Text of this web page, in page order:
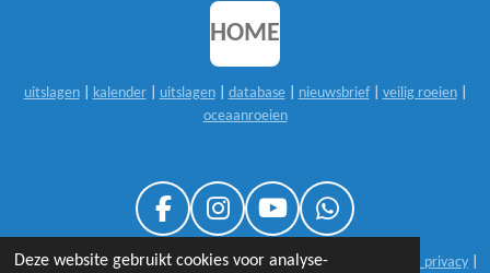
Deze website gebruikt cookies voor analyse-
HOME
uitslagen| kalender| uitslagen| database| nieuwsbrief| veilig roeien|
oceaanroeien
F
I
Y
W
© 1999-2026 sloeproeienNL |25 jaar sloeproeienNL disclaimer & privacy